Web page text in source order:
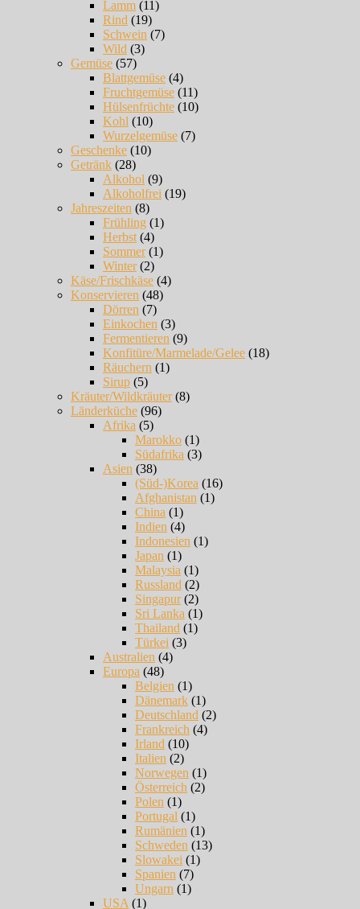
Lamm (11)
Rind (19)
Schwein (7)
Wild (3)
Gemüse (57)
Blattgemüse (4)
Fruchtgemüse (11)
Hülsenfrüchte (10)
Kohl (10)
Wurzelgemüse (7)
Geschenke (10)
Getränk (28)
Alkohol (9)
Alkoholfrei (19)
Jahreszeiten (8)
Frühling (1)
Herbst (4)
Sommer(1)
Winter(2)
Käse/Frischkäse (4)
Konservieren (48)
Dörren (7)
Einkochen (3)
Fermentieren (9)
Konfitüre/Marmelade/Gelee (18)
Räuchern (1)
Sirup (5)
Kräuter/Wildkräuter(8)
Länderküche (96)
Afrika (5)
Marokko (1)
Südafrika (3)
Asien (38)
(Süd-)Korea (16)
Afghanistan (1)
China (1)
Indien (4)
Indonesien (1)
Japan (1)
Malaysia (1)
Russland (2)
Singapur(2)
Sri Lanka (1)
Thailand (1)
Türkei (3)
Australien (4)
Europa (48)
Belgien (1)
Dänemark (1)
Deutschland (2)
Frankreich (4)
Irland (10)
Italien (2)
Norwegen (1)
Österreich (2)
Polen (1)
Portugal (1)
Rumänien (1)
Schweden (13)
Slowakei (1)
Spanien (7)
Ungarn (1)
USA (1)